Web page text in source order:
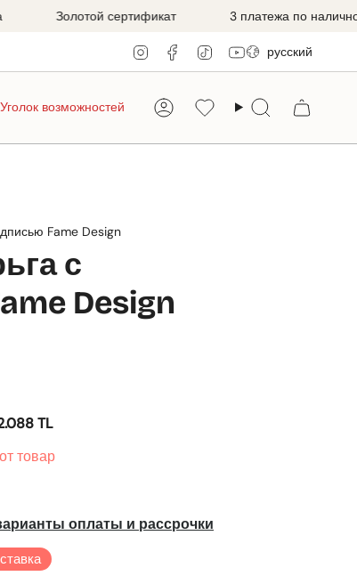
Золотой сертификат 3 платежа по наличной
InstagramFacebook
TikTokYouTube
Язык
русский
Уголок возможностей АккаунтFavorilerim
Поиск
Fame Design
с
Design
TL
товар
оплаты и рассрочки